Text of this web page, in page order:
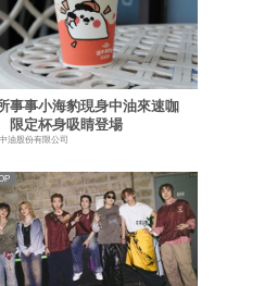
事事小海豹現身中油來速咖
限定杯身吸睛登場
油股份有限公司